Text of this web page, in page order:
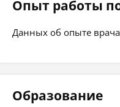
Опыт работы
Данных об опыте
Образование